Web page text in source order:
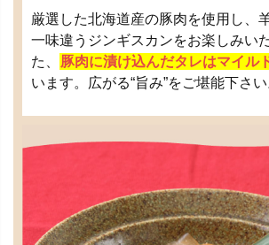
厳選した北海道産の豚肉を使用し、
一味違うジンギスカンをお楽しみい
た、
豚肉に漬け込んだタレはマイル
います。広がる“旨み”をご堪能下さい